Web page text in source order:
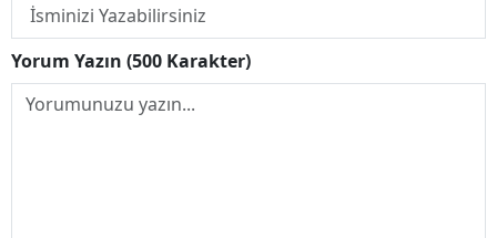
Yorum Yazın (500 Karakter)